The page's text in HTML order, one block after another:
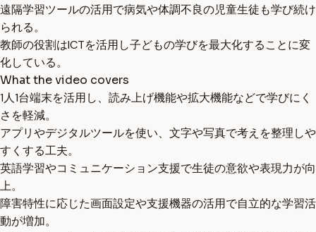
遠隔学習ツールの活用で病気や体調不良の児童生徒も学び続け
られる。
教師の役割はICTを活用し子どもの学びを最大化することに変
化している。
What the video covers
1人1台端末を活用し、読み上げ機能や拡大機能などで学びにく
さを軽減。
アプリやデジタルツールを使い、文字や写真で考えを整理しや
すくする工夫。
英語学習やコミュニケーション支援で生徒の意欲や表現力が向
上。
障害特性に応じた画面設定や支援機器の活用で自立的な学習活
動が増加。